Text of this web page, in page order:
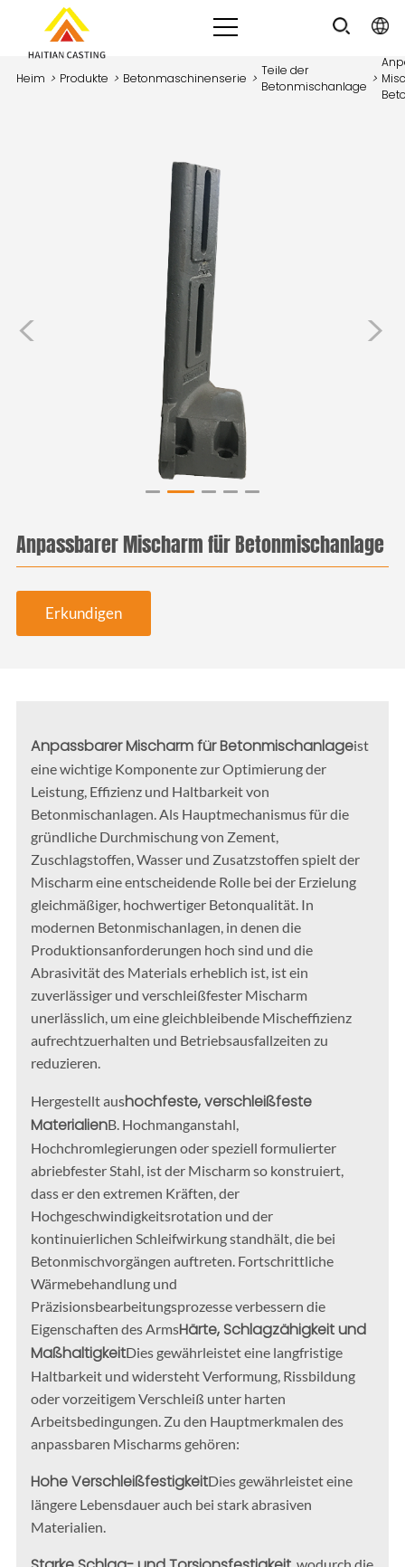
Heim > Produkte > Betonmaschinenserie >
Teile der
Betonmischanlage
>
>
<
Anpassbarer Mischarm für Betonmischanlage
Erkundigen
Anpassbarer Mischarm für Betonmischanlageist
eine wichtige Komponente zur Optimierung der
Leistung, Effizienz und Haltbarkeit von
Betonmischanlagen. Als Hauptmechanismus für die
gründliche Durchmischung von Zement,
Zuschlagstoffen, Wasser und Zusatzstoffen spielt der
Mischarm eine entscheidende Rolle bei der Erzielung
gleichmäßiger, hochwertiger Betonqualität. In
modernen Betonmischanlagen, in denen die
Produktionsanforderungen hoch sind und die
Abrasivität des Materials erheblich ist, ist ein
zuverlässiger und verschleißfester Mischarm
unerlässlich, um eine gleichbleibende Mischeffizienz
aufrechtzuerhalten und Betriebsausfallzeiten zu
reduzieren.
Hergestellt aushochfeste, verschleißfeste
MaterialienB. Hochmanganstahl,
Hochchromlegierungen oder speziell formulierter
abriebfester Stahl, ist der Mischarm so konstruiert,
dass er den extremen Kräften, der
Hochgeschwindigkeitsrotation und der
kontinuierlichen Schleifwirkung standhält, die bei
Betonmischvorgängen auftreten. Fortschrittliche
Wärmebehandlung und
Präzisionsbearbeitungsprozesse verbessern die
Eigenschaften des ArmsHärte, Schlagzähigkeit und
MaßhaltigkeitDies gewährleistet eine langfristige
Haltbarkeit und widersteht Verformung, Rissbildung
oder vorzeitigem Verschleiß unter harten
Arbeitsbedingungen. Zu den Hauptmerkmalen des
anpassbaren Mischarms gehören:
Hohe VerschleißfestigkeitDies gewährleistet eine
längere Lebensdauer auch bei stark abrasiven
Materialien.